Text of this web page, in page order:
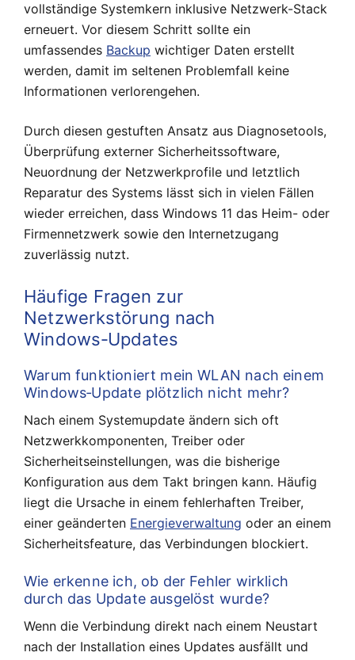
vollständige Systemkern inklusive Netzwerk-Stack
erneuert. Vor diesem Schritt sollte ein
umfassendes Backup wichtiger Daten erstellt
werden, damit im seltenen Problemfall keine
Informationen verlorengehen.
Durch diesen gestuften Ansatz aus Diagnosetools,
Überprüfung externer Sicherheitssoftware,
Neuordnung der Netzwerkprofile und letztlich
Reparatur des Systems lässt sich in vielen Fällen
wieder erreichen, dass Windows 11 das Heim- oder
Firmennetzwerk sowie den Internetzugang
zuverlässig nutzt.
Häufige Fragen zur
Netzwerkstörung nach
Windows‑Updates
Warum funktioniert mein WLAN nach einem
Windows‑Update plötzlich nicht mehr?
Nach einem Systemupdate ändern sich oft
Netzwerkkomponenten, Treiber oder
Sicherheitseinstellungen, was die bisherige
Konfiguration aus dem Takt bringen kann. Häufig
liegt die Ursache in einem fehlerhaften Treiber,
einer geänderten Energieverwaltung oder an einem
Sicherheitsfeature, das Verbindungen blockiert.
Wie erkenne ich, ob der Fehler wirklich
durch das Update ausgelöst wurde?
Wenn die Verbindung direkt nach einem Neustart
nach der Installation eines Updates ausfällt und